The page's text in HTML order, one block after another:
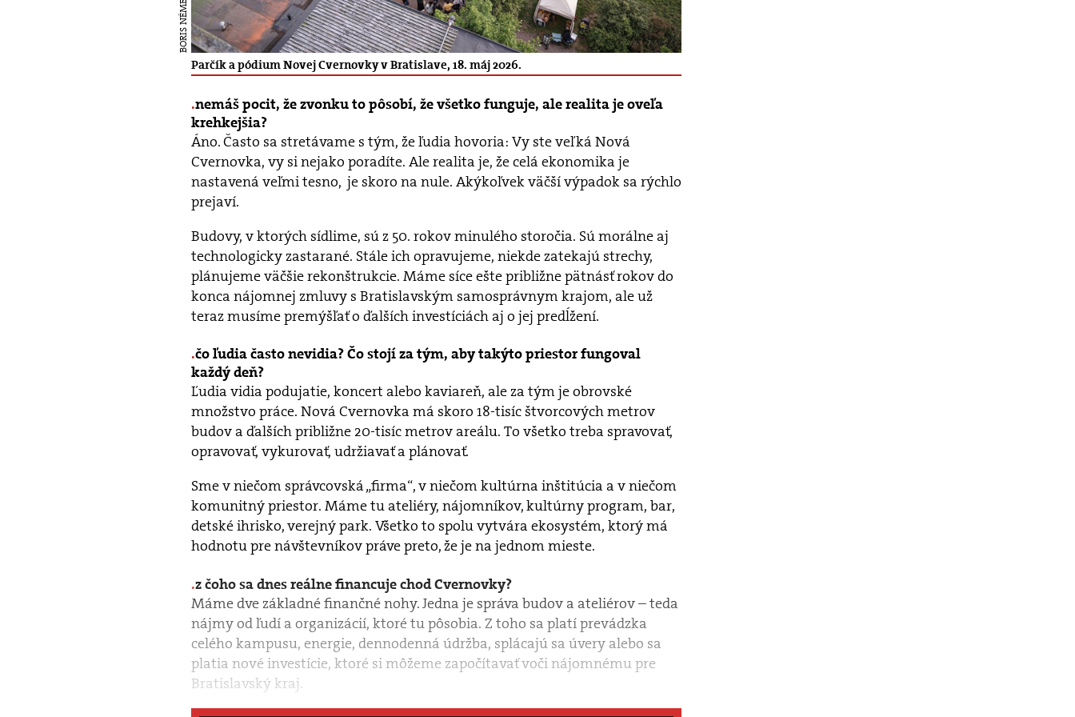
BORIS NÉMETH
Parčík a pódium Novej Cvernovky v Bratislave, 18. máj 2026.
nemáš pocit, že zvonku to pôsobí, že všetko funguje, ale realita je oveľa
krehkejšia?
Áno. Často sa stretávame s tým, že ľudia hovoria: Vy ste veľká Nová
Cvernovka, vy si nejako poradíte. Ale realita je, že celá ekonomika je
nastavená veľmi tesno, je skoro na nule. Akýkoľvek väčší výpadok sa rýchlo
prejaví.
Budovy, v ktorých sídlime, sú z 50. rokov minulého storočia. Sú morálne aj
technologicky zastarané. Stále ich opravujeme, niekde zatekajú strechy,
plánujeme väčšie rekonštrukcie. Máme síce ešte približne pätnásť rokov do
konca nájomnej zmluvy s Bratislavským samosprávnym krajom, ale už
teraz musíme premýšľať o ďalších investíciách aj o jej predĺžení.
čo ľudia často nevidia? Čo stojí za tým, aby takýto priestor fungoval
každý deň?
Ľudia vidia podujatie, koncert alebo kaviareň, ale za tým je obrovské
množstvo práce. Nová Cvernovka má skoro 18-tisíc štvorcových metrov
budov a ďalších približne 20-tisíc metrov areálu. To všetko treba spravovať,
opravovať, vykurovať, udržiavať a plánovať.
Sme v niečom správcovská „firma“, v niečom kultúrna inštitúcia a v niečom
komunitný priestor. Máme tu ateliéry, nájomníkov, kultúrny program, bar,
detské ihrisko, verejný park. Všetko to spolu vytvára ekosystém, ktorý má
hodnotu pre návštevníkov práve preto, že je na jednom mieste.
z čoho sa dnes reálne financuje chod Cvernovky?
Máme dve základné finančné nohy. Jedna je správa budov a ateliérov – teda
nájmy od ľudí a organizácií, ktoré tu pôsobia. Z toho sa platí prevádzka
celého kampusu, energie, dennodenná údržba, splácajú sa úvery alebo sa
platia nové investície, ktoré si môžeme započítavať voči nájomnému pre
Bratislavský kraj.